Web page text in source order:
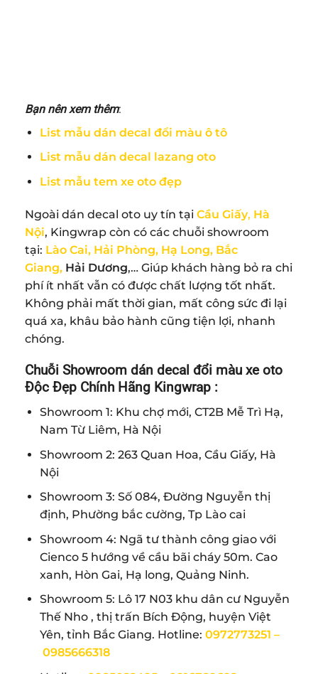
Bạn nên xem thêm:
List mẫu dán decal đổi màu ô tô
List mẫu dán decal lazang oto
List mẫu tem xe oto đẹp
Ngoài dán decal oto uy tín tại Cầu Giấy, Hà
Nội, Kingwrap còn có các chuỗi showroom
tại: Lào Cai, Hải Phòng, Hạ Long, Bắc
Giang, Hải Dương,… Giúp khách hàng bỏ ra chi
phí ít nhất vẫn có được chất lượng tốt nhất.
Không phải mất thời gian, mất công sức đi lại
quá xa, khâu bảo hành cũng tiện lợi, nhanh
chóng.
Chuỗi Showroom dán decal đổi màu xe oto
Độc Đẹp Chính Hãng Kingwrap :
Showroom 1: Khu chợ mới, CT2B Mễ Trì Hạ,
Nam Từ Liêm, Hà Nội
Showroom 2: 263 Quan Hoa, Cầu Giấy, Hà
Nội
Showroom 3: Số 084, Đường Nguyễn thị
định, Phường bắc cường, Tp Lào cai
Showroom 4: Ngã tư thành công giao với
Cienco 5 hướng về cầu bãi cháy 50m. Cao
xanh, Hòn Gai, Hạ long, Quảng Ninh.
Showroom 5: Lô 17 N03 khu dân cư Nguyễn
Thế Nho , thị trấn Bích Động, huyện Việt
Yên, tỉnh Bắc Giang. Hotline: 0972773251 –
0985666318